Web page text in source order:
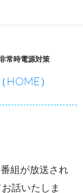
常時電源対策
）
組が放送され
話いたしま